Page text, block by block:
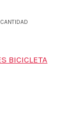
BICICLETA